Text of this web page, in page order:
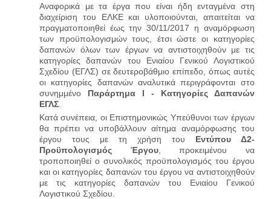
Αναφορικά με τα έργα που είναι ήδη ενταγμένα στη
διαχείριση του ΕΛΚΕ και υλοποιούνται, απαιτείται να
πραγματοποιηθεί έως την 30/11/2017 η αναμόρφωση
των προϋπολογισμών τους, έτσι ώστε οι κατηγορίες
δαπανών όλων των έργων να αντιστοιχηθούν με τις
κατηγορίες δαπανών του Ενιαίου Γενικού Λογιστικού
Σχεδίου (ΕΓΛΣ) σε δευτεροβάθμιο επίπεδο, όπως αυτές
οι κατηγορίες δαπανών αναλυτικά περιγράφονται στο
συνημμένο Παράρτημα Ι - Κατηγορίες Δαπανών
ΕΓΛΣ
Κατά συνέπεια, οι Επιστημονικώς Υπεύθυνοι των έργων
θα πρέπει να υποβάλλουν αίτημα αναμόρφωσης του
έργου τους με τη χρήση του Εντύπου Δ2-
Προϋπολογισμός Έργου, προκειμένου να
τροποποιηθεί ο συνολικός προϋπολογισμός του έργου
και οι κατηγορίες δαπανών του έργου να αντιστοιχηθούν
με τις κατηγορίες δαπανών του Ενιαίου Γενικού
Λογιστικού Σχεδίου.